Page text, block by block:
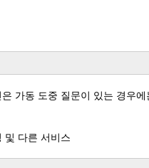
가동 도중 질문이 있는 경우
및 다른 서비스